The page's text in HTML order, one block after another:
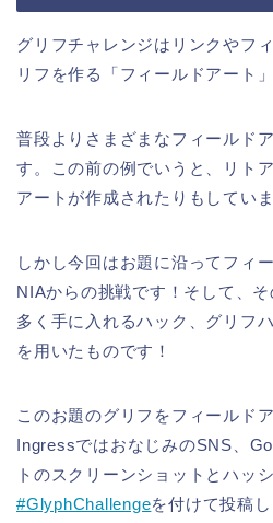
グリフチャレンジはリンクやフ
リフを作る「フィールドアート
普段よりさまざまなフィールド
す。この前の例でいうと、リト
アートが作成されたりもしていま
しかし今回はお題に沿ってフィ
NIAからの挑戦です！そして、
多く手に入れるハック、グリフ
を用いたものです！
このお題のグリフをフィールド
IngressではおなじみのSNS、
トのスクリーンショットとハッシ
#GlyphChallengeを付けて投稿